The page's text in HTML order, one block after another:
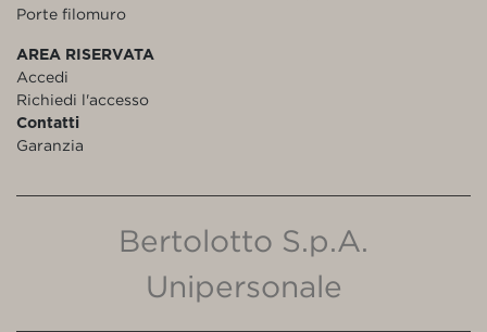
Porte filomuro
AREA RISERVATA
Accedi
Richiedi l'accesso
Contatti
Garanzia
Bertolotto S.p.A.
Unipersonale